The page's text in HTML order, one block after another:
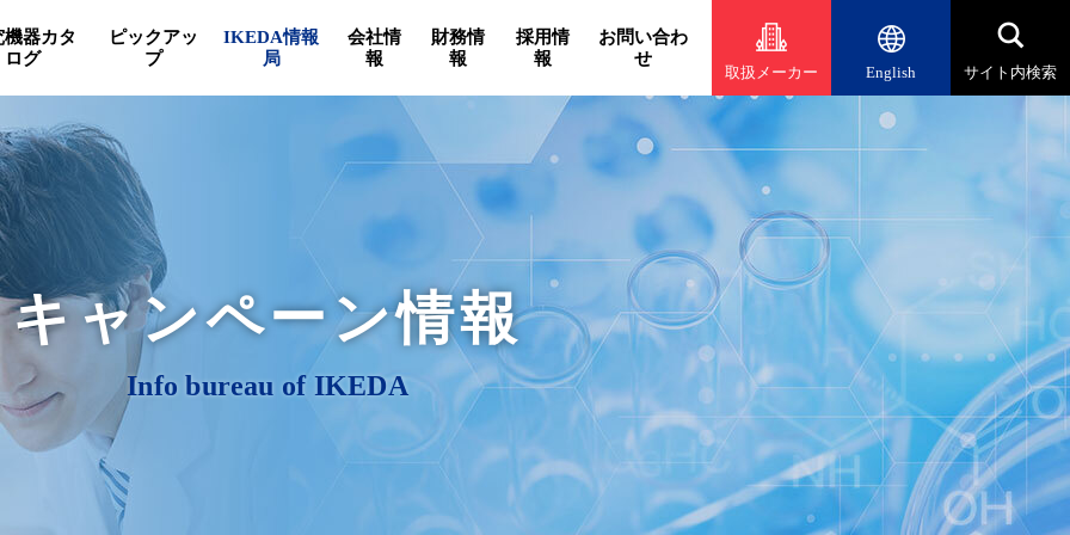
機器カタ
ログ
ピックアッ
プ
IKEDA情報
局
会社情
報
財務情
報
採用情
報
お問い合わ
せ
取扱メーカー English サイト内検索
キャンペーン情報